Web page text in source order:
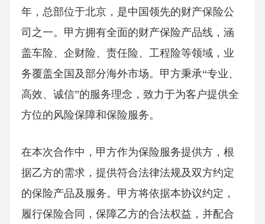
年，总部位于北京，是中国领先的财产保险公
司之一。甲方拥有全面的财产保险产品线，涵
盖车险、企财险、责任险、工程险等领域，业
务覆盖全国及部分海外市场。甲方秉承“专业、
高效、诚信”的服务理念，致力于为客户提供全
方位的风险保障和保险服务。
在本次合作中，甲方作为保险服务提供方，根
据乙方的需求，提供符合法律法规及双方约定
的保险产品及服务。甲方将依据本协议约定，
履行保险合同，保障乙方的合法权益，并配合